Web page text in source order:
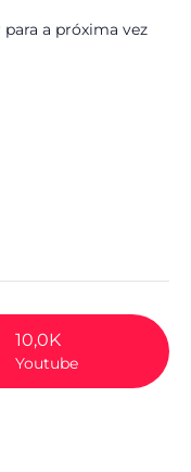
a próxima vez
10,0K
Youtube